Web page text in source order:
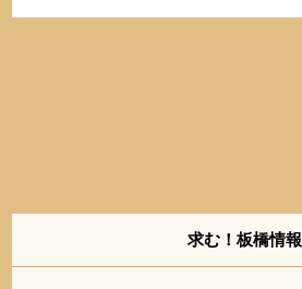
求む！板橋情報